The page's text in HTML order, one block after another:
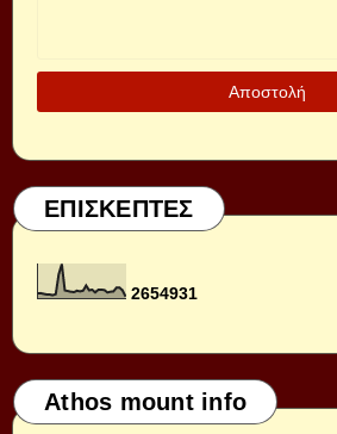
ΕΠΙΣΚΕΠΤΕΣ
2654931
Athos mount info